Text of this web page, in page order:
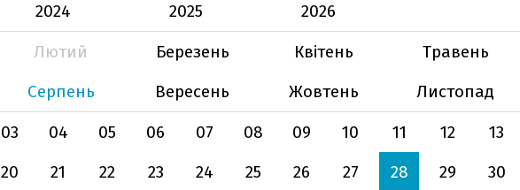
2024 2025
2026
Лютий Березень Квітень
Травень
Серпень Вересень Жовтень
Листопад
03 04 05 06 07 08 09 10 11 12
13
20 21 22 23 24 25 26 27 28 29 30